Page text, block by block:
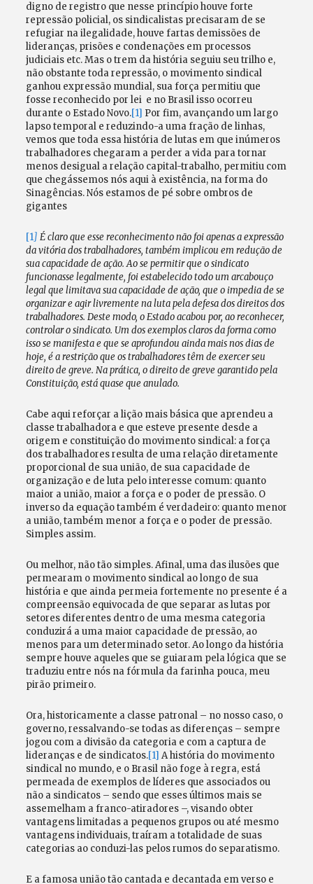
digno de registro que nesse princípio houve forte
repressão policial, os sindicalistas precisaram de se
refugiar na ilegalidade, houve fartas demissões de
lideranças, prisões e condenações em processos
judiciais etc. Mas o trem da história seguiu seu trilho e,
não obstante toda repressão, o movimento sindical
ganhou expressão mundial, sua força permitiu que
fosse reconhecido por lei e no Brasil isso ocorreu
durante o Estado Novo.[1] Por fim, avançando um largo
lapso temporal e reduzindo-a uma fração de linhas,
vemos que toda essa história de lutas em que inúmeros
trabalhadores chegaram a perder a vida para tornar
menos desigual a relação capital-trabalho, permitiu com
que chegássemos nós aqui à existência, na forma do
Sinagências. Nós estamos de pé sobre ombros de
gigantes
[1] É claro que esse reconhecimento não foi apenas a expressão
da vitória dos trabalhadores, também implicou em redução de
sua capacidade de ação. Ao se permitir que o sindicato
funcionasse legalmente, foi estabelecido todo um arcabouço
legal que limitava sua capacidade de ação, que o impedia de se
organizar e agir livremente na luta pela defesa dos direitos dos
trabalhadores. Deste modo, o Estado acabou por, ao reconhecer,
controlar o sindicato. Um dos exemplos claros da forma como
isso se manifesta e que se aprofundou ainda mais nos dias de
hoje, é a restrição que os trabalhadores têm de exercer seu
direito de greve. Na prática, o direito de greve garantido pela
Constituição, está quase que anulado.
Cabe aqui reforçar a lição mais básica que aprendeu a
classe trabalhadora e que esteve presente desde a
origem e constituição do movimento sindical: a força
dos trabalhadores resulta de uma relação diretamente
proporcional de sua união, de sua capacidade de
organização e de luta pelo interesse comum: quanto
maior a união, maior a força e o poder de pressão. O
inverso da equação também é verdadeiro: quanto menor
a união, também menor a força e o poder de pressão.
Simples assim.
Ou melhor, não tão simples. Afinal, uma das ilusões que
permearam o movimento sindical ao longo de sua
história e que ainda permeia fortemente no presente é a
compreensão equivocada de que separar as lutas por
setores diferentes dentro de uma mesma categoria
conduzirá a uma maior capacidade de pressão, ao
menos para um determinado setor. Ao longo da história
sempre houve aqueles que se guiaram pela lógica que se
traduziu entre nós na fórmula da farinha pouca, meu
pirão primeiro.
Ora, historicamente a classe patronal – no nosso caso, o
governo, ressalvando-se todas as diferenças – sempre
jogou com a divisão da categoria e com a captura de
lideranças e de sindicatos.[1] A história do movimento
sindical no mundo, e o Brasil não foge à regra, está
permeada de exemplos de líderes que associados ou
não a sindicatos – sendo que esses últimos mais se
assemelham a franco-atiradores –, visando obter
vantagens limitadas a pequenos grupos ou até mesmo
vantagens individuais, traíram a totalidade de suas
categorias ao conduzi-las pelos rumos do separatismo.
E a famosa união tão cantada e decantada em verso e